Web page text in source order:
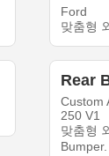
Ford
맞춤형
Rear
Custom
250 V1
맞춤형
Bumper.